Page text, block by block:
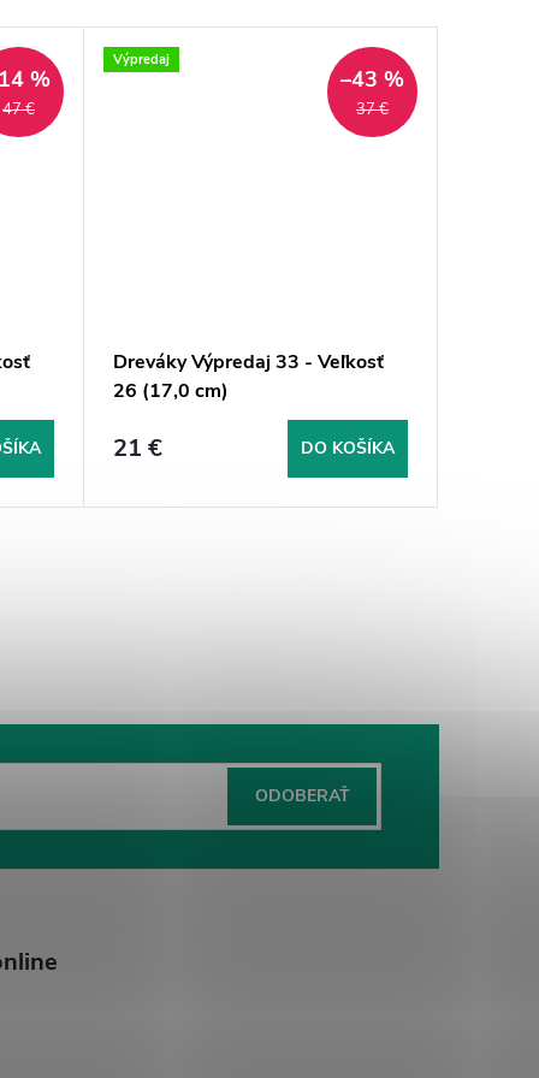
47 €
%
Výpredaj
37 €
–43 %
Dreváky Výpredaj 33 - Veľkosť
26 (17,0 cm)
21 € DO KOŠÍKA
ODOBERAŤ